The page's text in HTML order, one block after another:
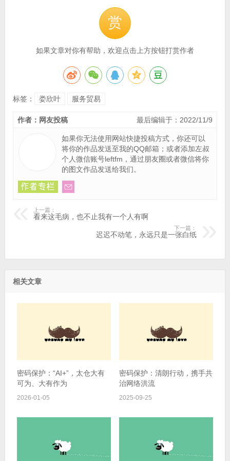
赏
如果文章对你有帮助，欢迎点击上方按钮打赏作者
标签： 娄欣叶 服务贸易
最后编辑于：2022/11/9
作者：网友投稿
如果你无法使用网站快捷投稿方式，你还可以
将你的作品发送至我的QQ邮箱 ；或者添加左叔
个人微信账号leftfm，通过朋友圈或者微信将你
的图文作品发送给我们。
上一篇：
看来这毛病，也不止我有一个人有啊
下一篇：
迟迟不动笔，永远只是一张白纸
相关文章
密码保护：“AI+”，太仓大有
可为、大有作为
2026-01-05
密码保护：清朗行动，携手共
治网络洪流
2025-09-25